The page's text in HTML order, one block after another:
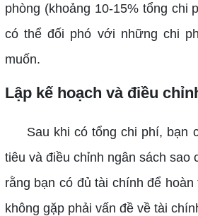
phòng (khoảng 10-15% tổng chi
có thể đối phó với những chi
muốn.
Lập kế hoạch và điều
Sau khi có tổng chi phí, bạn
tiêu và điều chỉnh ngân sách sao
rằng bạn có đủ tài chính để
không gặp phải vấn đề về tài